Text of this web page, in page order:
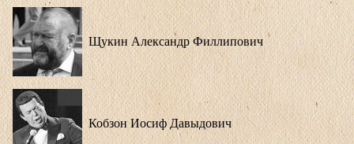
Щукин Александр Филлипович
Кобзон Иосиф Давыдович